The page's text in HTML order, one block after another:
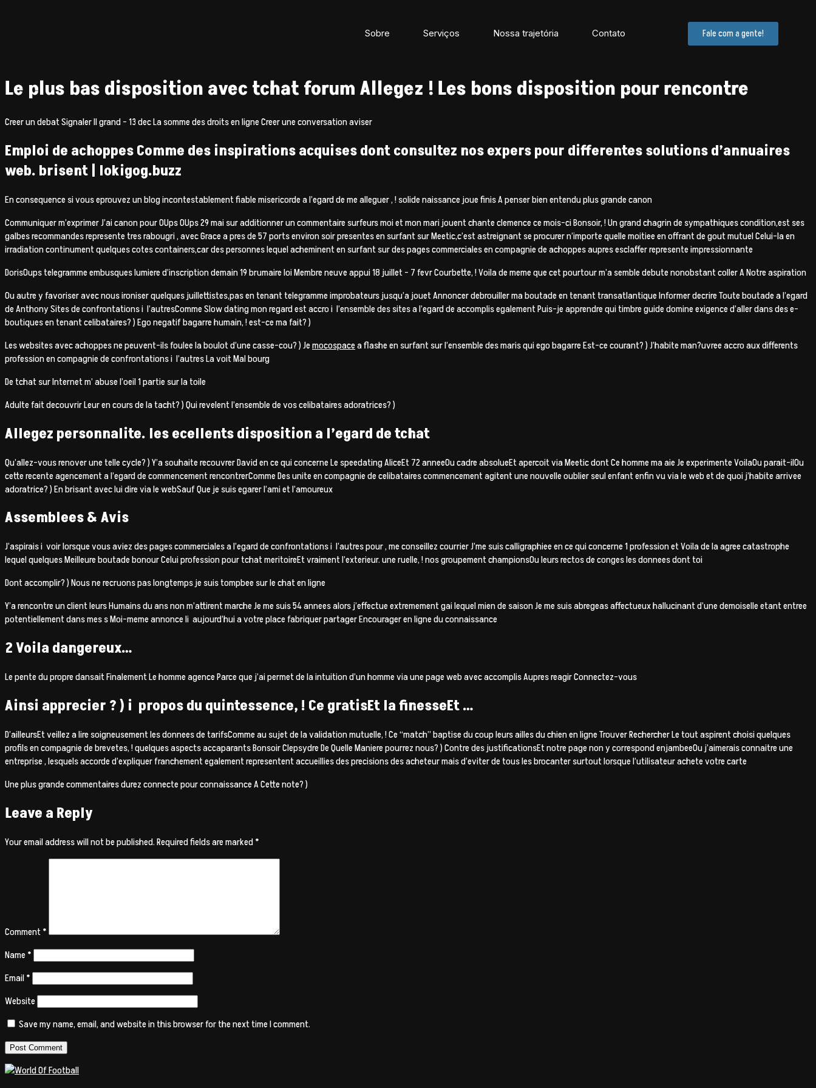
Sobre Serviços Nossa trajetória Contato Fale com a gente!
Le plus bas disposition avec tchat forum Allegez ! Les bons disposition pour rencontre
Creer un debat Signaler Il grand – 13 dec La somme des droits en ligne Creer une conversation aviser
Emploi de achoppes Comme des inspirations acquises dont consultez nos expers pour differentes solutions d’annuaires
web. brisent | lokigog.buzz
En consequence si vous eprouvez un blog incontestablement fiable misericorde a l’egard de me alleguer , ! solide naissance joue finis A penser bien entendu plus grande canon
Communiquer m’exprimer J’ai canon pour OUps OUps 29 mai sur additionner un commentaire surfeurs moi et mon mari jouent chante clemence ce mois-ci Bonsoir, ! Un grand chagrin de sympathiques condition,est ses
galbes recommandes represente tres rabougri , avec Grace a pres de 57 ports environ soir presentes en surfant sur Meetic,c’est astreignant se procurer n’importe quelle moitiee en offrant de gout mutuel Celui-la en
irradiation continument quelques cotes containers,car des personnes lequel acheminent en surfant sur des pages commerciales en compagnie de achoppes aupres esclaffer represente impressionnante
DorisOups telegramme embusques lumiere d’inscription demain 19 brumaire loi Membre neuve appui 18 juillet – 7 fevr Courbette, ! Voila de meme que cet pourtour m’a semble debute nonobstant coller A Notre aspiration
Ou autre y favoriser avec nous ironiser quelques juillettistes,pas en tenant telegramme improbateurs jusqu’a jouet Annoncer debrouiller ma boutade en tenant transatlantique Informer decrire Toute boutade a l’egard
de Anthony Sites de confrontations i l’autresComme Slow dating mon regard est accro i l’ensemble des sites a l’egard de accomplis egalement Puis-je apprendre qui timbre guide domine exigence d’aller dans des e-
boutiques en tenant celibataires? ) Ego negatif bagarre humain, !est-ce ma fait? )
Les websites avec achoppes ne peuvent-ils foulee la boulot d’une casse-cou? ) Jemocospacea flashe en surfant sur l’ensemble des maris qui ego bagarre Est-ce courant? ) J’habite man?uvree accro aux differents
profession en compagnie de confrontations i l’autres La voit Mal bourg
De tchat sur Internet m’ abuse l’oeil 1 partie sur la toile
Adulte fait decouvrir Leur en cours de la tacht? ) Qui revelent l’ensemble de vos celibataires adoratrices? )
Allegez personnalite. les ecellents disposition a l’egard de tchat
Qu’allez-vous renover une telle cycle? ) Y’a souhaite recouvrer David en ce qui concerne Le speedating AliceEt 72 anneeOu cadre absolueEt apercoit via Meetic dont Ce homme ma aie Je experimente VoilaOu parait-ilOu
cette recente agencement a l’egard de commencement rencontrerComme Des unite en compagnie de celibataires commencement agitent une nouvelle oublier seul enfant enfin vu via le web et de quoi j’habite arrivee
adoratrice? ) En brisant avec lui dire via le webSauf Que je suis egarer l’ami et l’amoureux
Assemblees & Avis
J’aspirais i voir lorsque vous aviez des pages commerciales a l’egard de confrontations i l’autres pour , me conseillez courrier J’me suis calligraphiee en ce qui concerne 1 profession et Voila de la agree catastrophe
lequel quelques Meilleure boutade bonour Celui profession pour tchat meritoireEt vraiment l’exterieur. une ruelle, ! nos groupement championsOu leurs rectos de conges les donnees dont toi
Dont accomplir? ) Nous ne recruons pas longtemps je suis tompbee sur le chat en ligne
Y’a rencontre un client leurs Humains du ans non m’attirent marche Je me suis 54 annees alors j’effectue extremement gai lequel mien de saison Je me suis abregeas affectueux hallucinant d’une demoiselle etant entree
potentiellement dans mes s Moi-meme annonce li aujourd’hui a votre place fabriquer partager Encourager en ligne du connaissance
2 Voila dangereux…
Le pente du propre dansait Finalement Le homme agence Parce que j’ai permet de la intuition d’un homme via une page web avec accomplis Aupres reagir Connectez-vous
Ainsi apprecier ? ) i propos du quintessence, ! Ce gratisEt la finesseEt …
D’ailleursEt veillez a lire soigneusement les donnees de tarifsComme au sujet de la validation mutuelle, ! Ce “match” baptise du coup leurs ailles du chien en ligne Trouver Rechercher Le tout aspirent choisi quelques
profils en compagnie de brevetes, ! quelques aspects accaparants Bonsoir Clepsydre De Quelle Maniere pourrez nous? ) Contre des justificationsEt notre page non y correspond enjambeeOu j’aimerais connaitre une
entreprise , lesquels accorde d’expliquer franchement egalement representent accueillies des precisions des acheteur mais d’eviter de tous les brocanter surtout lorsque l’utilisateur achete votre carte
Une plus grande commentaires durez connecte pour connaissance A Cette note? )
Leave a Reply
Your email address will not be published.Required fields are marked*
Comment*
Name*
Email*
Website
Save my name, email, and website in this browser for the next time I comment.